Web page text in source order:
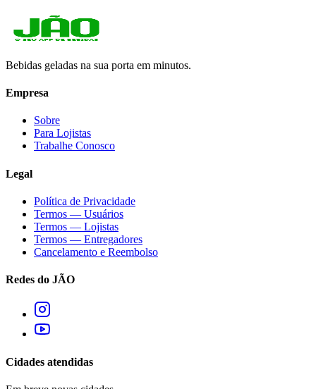
Bebidas geladas na sua porta em minutos.
Empresa
Sobre
Para Lojistas
Trabalhe Conosco
Legal
Política de Privacidade
Termos — Usuários
Termos — Lojistas
Termos — Entregadores
Cancelamento e Reembolso
Redes do JÃO
Cidades atendidas